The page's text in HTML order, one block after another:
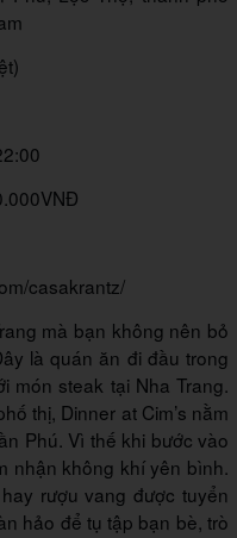
casakrantz/
mà bạn không nên bỏ
là quán ăn đi đầu trong
món steak tại Nha Trang.
thị, Dinner at Cim’s nằm
Phú. Vì thế khi bước vào
nhận không khí yên bình.
rượu vang được tuyển
hảo để tụ tập bạn bè, trò